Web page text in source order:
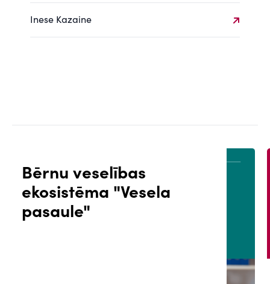
Inese Kazaine
Bērnu veselības
ekosistēma "Vesela
pasaule"
PACIENTA PORTĀLS